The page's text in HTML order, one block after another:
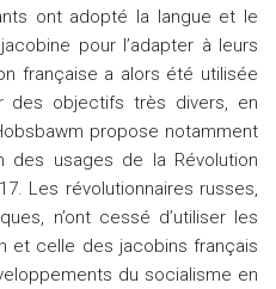
ont adopté la langue et le
pour l’adapter à leurs
française a alors été utilisée
des objectifs très divers, en
propose notamment
des usages de la Révolution
Les révolutionnaires russes,
n’ont cessé d’utiliser les
et celle des jacobins français
du socialisme en